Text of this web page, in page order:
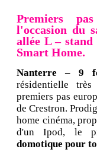
Premiers
l'occasion du
allée L – stand
Smart Home.
Nanterre – 9
résidentielle
premiers pas
de Crestron.
home cinéma,
d'un Ipod, le
domotique pour